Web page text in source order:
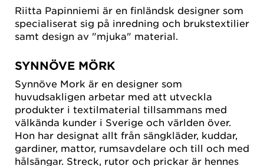
Riitta Papinniemi är en finländsk designer som
specialiserat sig på inredning och brukstextilier
samt design av "mjuka" material.
SYNNÖVE MÖRK
Synnöve Mork är en designer som
huvudsakligen arbetar med att utveckla
produkter i textilmaterial tillsammans med
välkända kunder i Sverige och världen över.
Hon har designat allt från sängkläder, kuddar,
gardiner, mattor, rumsavdelare och till och med
hålsängar. Streck, rutor och prickar är hennes